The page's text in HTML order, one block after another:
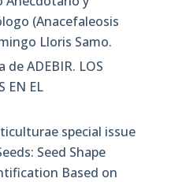
(Anacefaleosis
Lloris Samo.
de ADEBIR. LOS
EN EL
special issue
Seed Shape
Based on